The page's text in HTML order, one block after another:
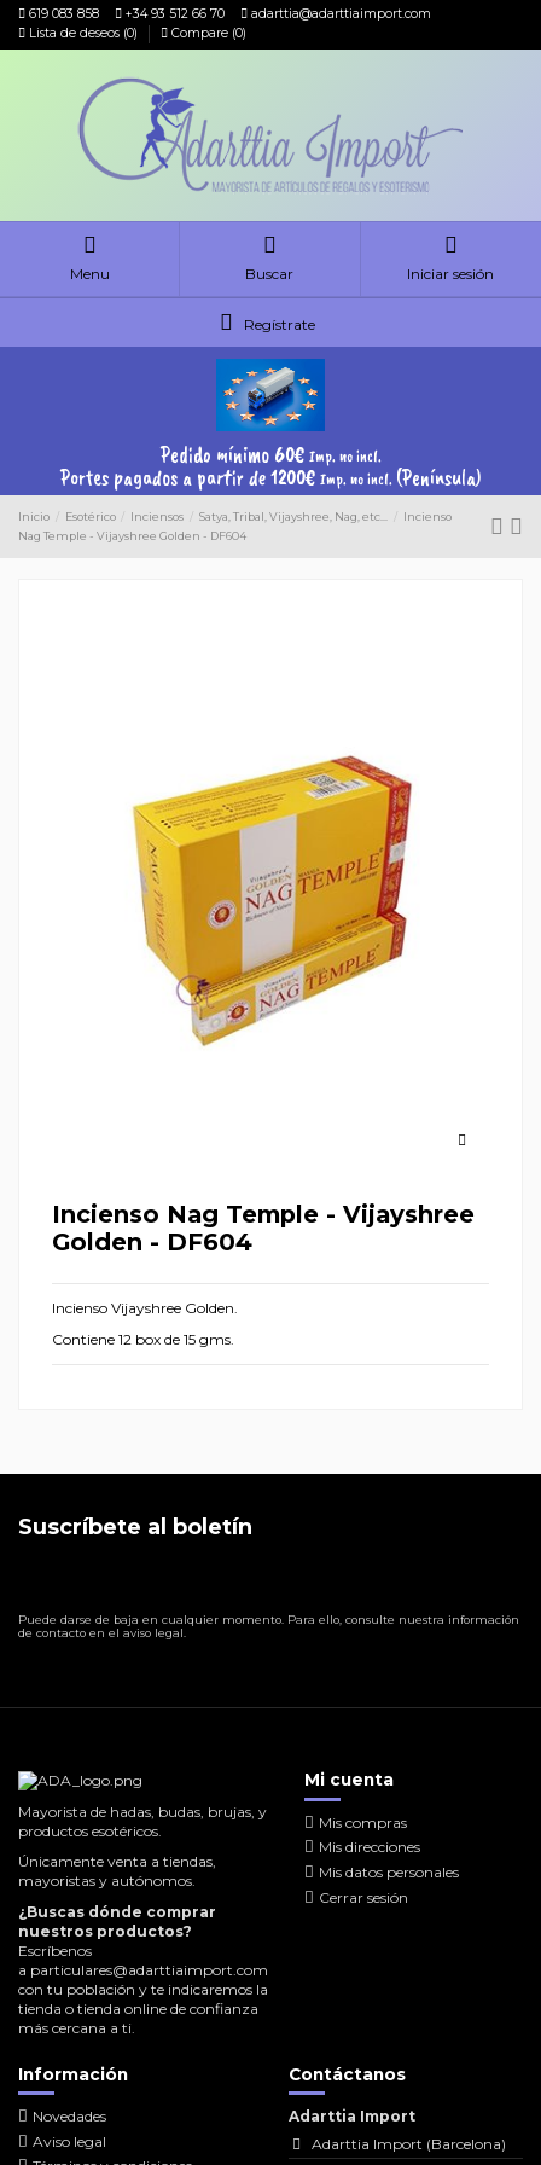
619 083 858 +34 93 512 66 70
adarttia@adarttiaimport.com
Lista de deseos (0) Compare (0)
Menu Buscar Iniciar sesión
Regístrate
Pedido mínimo 60€ Imp. no incl.
Portes pagados a partir de 1200€ Imp. no incl. (Península)
Inicio Esotérico Inciensos Satya, Tribal, Vijayshree, Nag, etc...
Incienso
Nag Temple - Vijayshree Golden - DF604
Incienso Nag Temple - Vijayshree
Golden - DF604
Incienso Vijayshree Golden.
Contiene 12 box de 15 gms.
Suscríbete al boletín
Puede darse de baja en cualquier momento. Para ello, consulte nuestra información
de contacto en el aviso legal.
Mayorista de hadas, budas, brujas, y
productos esotéricos.
Únicamente venta a tiendas,
mayoristas y autónomos.
¿Buscas dónde comprar
nuestros productos?
Escríbenos
a particulares@adarttiaimport.com
con tu población y te indicaremos la
tienda o tienda online de confianza
más cercana a ti.
Mi cuenta
Mis compras
Mis direcciones
Mis datos personales
Cerrar sesión
Información
Novedades
Aviso legal
Contáctanos
Adarttia Import
Adarttia Import (Barcelona)